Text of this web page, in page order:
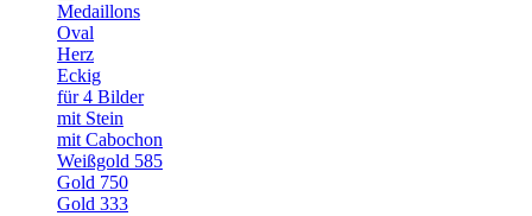
Medaillons
Oval
Herz
Eckig
für 4 Bilder
mit Stein
mit Cabochon
Weißgold 585
Gold 750
Gold 333